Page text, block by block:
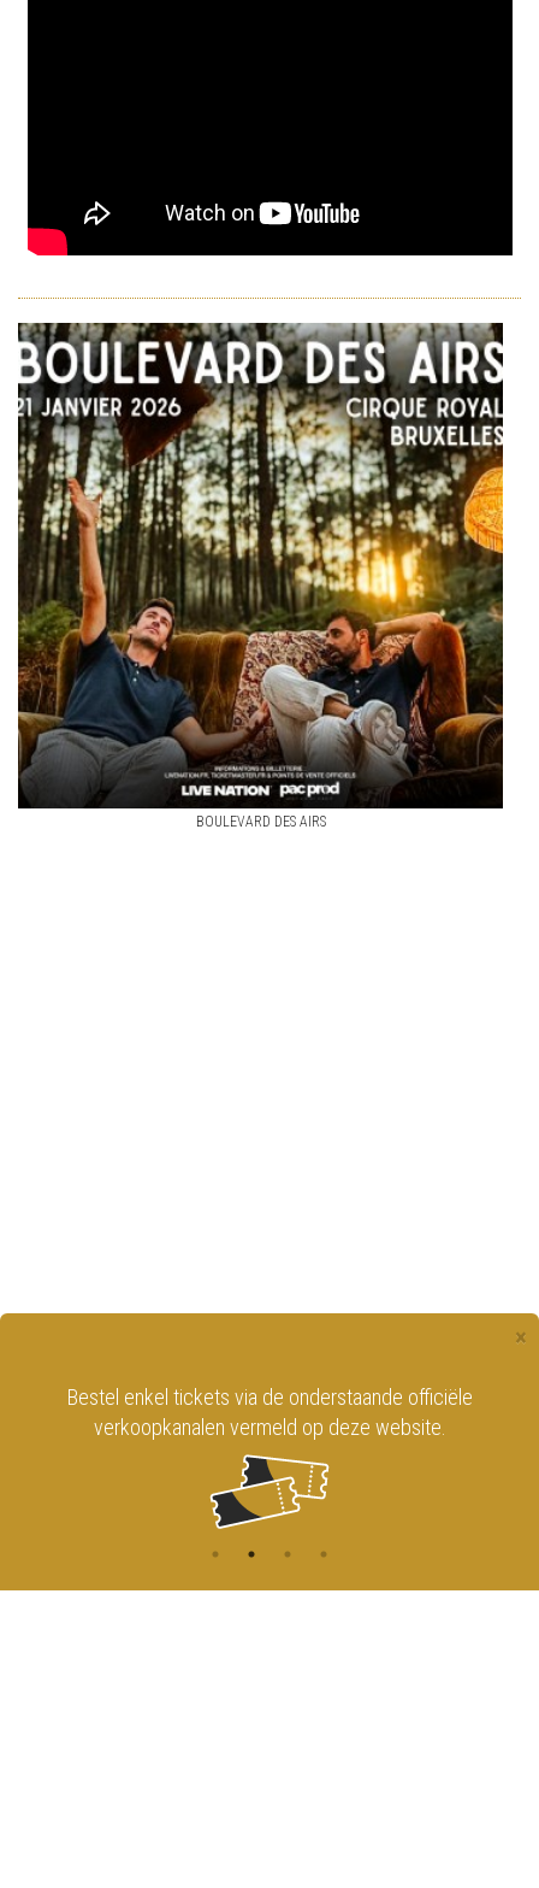
BOULEVARD DES AIRS
×
Bestel enkel tickets via de onderstaande officiële
verkoopkanalen vermeld op deze website.